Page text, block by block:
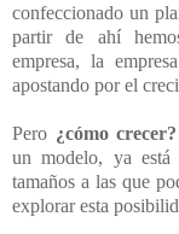
confeccionado un
partir de ahí
empresa, la
apostando por el
Pero ¿cómo
un modelo, ya está
tamaños a las que
explorar esta